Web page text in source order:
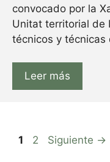
convocado por la
Unitat territorial de
técnicos y
Leer más
1 2 Siguiente →